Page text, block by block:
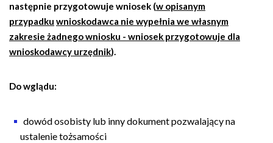
następnie przygotowuje wniosek (w opisanym
przypadku wnioskodawca nie wypełnia we własnym
zakresie żadnego wniosku - wniosek przygotowuje dla
wnioskodawcy urzędnik).
Do wglądu:
dowód osobisty lub inny dokument pozwalający na
ustalenie tożsamości